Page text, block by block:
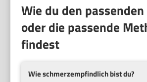
Wie du den
oder die passende
findest
Wie schmerzempfindlich bist du?